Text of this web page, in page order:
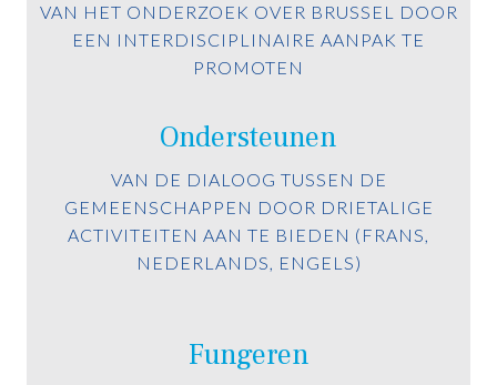
VAN HET ONDERZOEK OVER BRUSSEL DOOR
EEN INTERDISCIPLINAIRE AANPAK TE
PROMOTEN
Ondersteunen
VAN DE DIALOOG TUSSEN DE
GEMEENSCHAPPEN DOOR DRIETALIGE
ACTIVITEITEN AAN TE BIEDEN (FRANS,
NEDERLANDS, ENGELS)
Fungeren